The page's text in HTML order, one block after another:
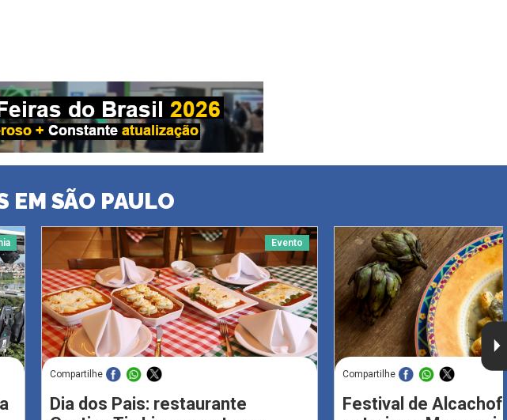
EM SÃO PAULO
Evento
Compartilhe
Dia dos Pais: restaurante
Compartilhe
Festival de